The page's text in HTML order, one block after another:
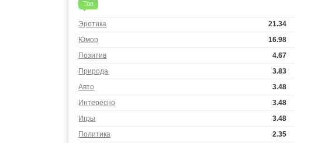
Топ
21.34
Эротика
16.98
Юмор
4.67
Позитив
3.83
Природа
3.48
Авто
3.48
Интересно
3.48
Игры
2.35
Политика